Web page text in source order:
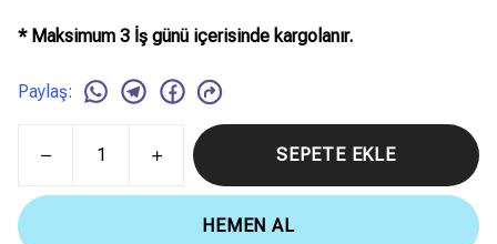
* Maksimum 3 İş günü içerisinde kargolanır.
Paylaş:
SEPETE EKLE
HEMEN AL